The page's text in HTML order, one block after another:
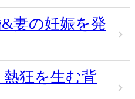
妻の妊娠を発
狂を生む背